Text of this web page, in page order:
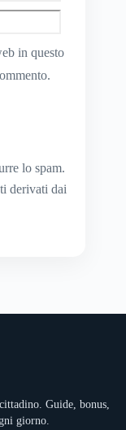
web
in questo
lo spam.
derivati dai
Guide, bonus,
giorno.